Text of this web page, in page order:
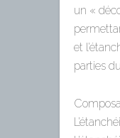
un «
et
parties